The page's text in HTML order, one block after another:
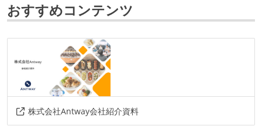
プロジェクト管理
github
情報共有ツール
slack
notion
その他
liff
gcp firebase jest
playwright
おすすめコンテンツ
株式会社Antway会社紹介資料